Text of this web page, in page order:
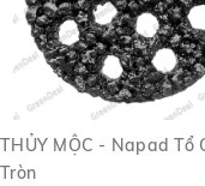
THỦY MỘC - Napad Tổ
Tròn